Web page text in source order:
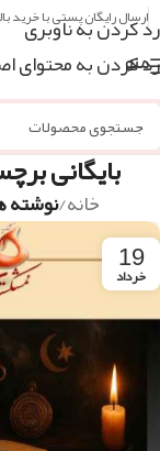
رد کردن به ناوبری
رد کردن به محتوای
ارسال رایگان پستی با خرید
منو
بایگانی
خانه/
19
خرداد